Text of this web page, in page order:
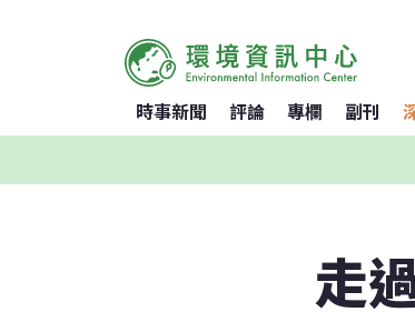
時事新聞 評論 專欄 副刊
走